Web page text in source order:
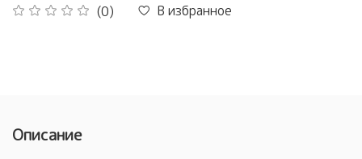
(0) В избранное
Описание